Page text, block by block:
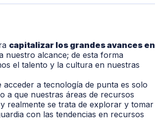
capitalizar los grandes avances en
nuestro alcance; de esta forma
el talento y la cultura en nuestras
acceder a tecnología de punta es solo
a que nuestras áreas de recursos
y realmente se trata de explorar y tomar
con las tendencias en recursos